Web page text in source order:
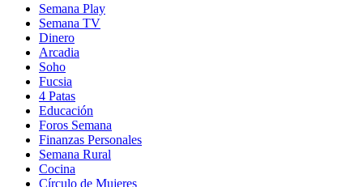
Semana Play
Semana TV
Dinero
Arcadia
Soho
in
new
window
Fucsia
in
new
window
4 Patas
Educación
Foros Semana
Finanzas Personales
Semana Rural
Cocina
Círculo de Mujeres